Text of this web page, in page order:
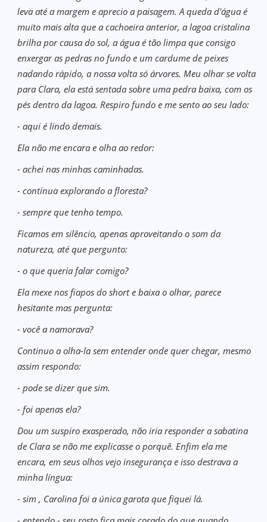
leva até a margem e aprecio a paisagem. A queda d'água é
muito mais alta que a cachoeira anterior, a lagoa cristalina
brilha por causa do sol, a água é tão limpa que consigo
enxergar as pedras no fundo e um cardume de peixes
nadando rápido, a nossa volta só árvores. Meu olhar se volta
para Clara, ela está sentada sobre uma pedra baixa, com os
pés dentro da lagoa. Respiro fundo e me sento ao seu lado:
- aqui é lindo demais.
Ela não me encara e olha ao redor:
- achei nas minhas caminhadas.
- continua explorando a floresta?
- sempre que tenho tempo.
Ficamos em silêncio, apenas aproveitando o som da
natureza, até que pergunto:
- o que queria falar comigo?
Ela mexe nos fiapos do short e baixa o olhar, parece
hesitante mas pergunta:
- você a namorava?
Continuo a olha-la sem entender onde quer chegar, mesmo
assim respondo:
- pode se dizer que sim.
- foi apenas ela?
Dou um suspiro exasperado, não iria responder a sabatina
de Clara se não me explicasse o porquê. Enfim ela me
encara, em seus olhos vejo insegurança e isso destrava a
minha língua:
- sim , Carolina foi a única garota que fiquei lá.